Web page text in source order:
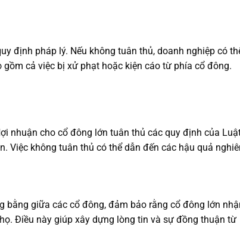
định pháp lý. Nếu không tuân thủ, doanh nghiệp có
cả việc bị xử phạt hoặc kiện cáo từ phía cổ đông.
nhuận cho cổ đông lớn tuân thủ các quy định của
Việc không tuân thủ có thể dẫn đến các hậu quả
bằng giữa các cổ đông, đảm bảo rằng cổ đông lớn
Điều này giúp xây dựng lòng tin và sự đồng thuận từ